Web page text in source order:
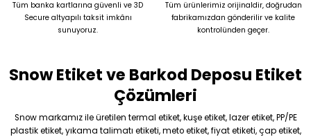
Gönder
Tüm banka kartlarına güvenli ve 3D
Secure altyapılı taksit imkânı
sunuyoruz.
Tüm ürünlerimiz orijinaldir, doğrudan
fabrikamızdan gönderilir ve kalite
kontrolünden geçer.
Snow Etiket ve Barkod Deposu Etiket
Çözümleri
Snow markamız ile üretilen termal etiket, kuşe etiket, lazer etiket, PP/PE
plastik etiket, yıkama talimatı etiketi, meto etiket, fiyat etiketi, çap etiket,